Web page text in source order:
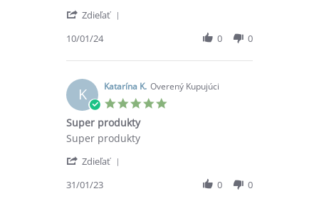
Zdieľať
Radoslava
on
10
Jan
2024
10/01/24 0 0
K Katarína K. Overený Kupujúci
5.0
Super produkty
Review
Katarína
on
review
Super
Super produkty
Zdieľať
31/01/23 0 0